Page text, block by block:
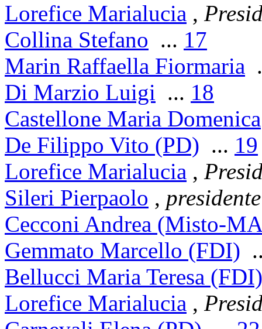
Lorefice Marialucia ,
Collina Stefano ... 17
Marin Raffaella Fiormaria
Di Marzio Luigi ... 18
Castellone Maria Domenica
De Filippo Vito (PD) ... 19
Lorefice Marialucia ,
Sileri Pierpaolo ,
Cecconi Andrea (Misto-
Gemmato Marcello (FDI)
Bellucci Maria Teresa (FDI)
Lorefice Marialucia ,